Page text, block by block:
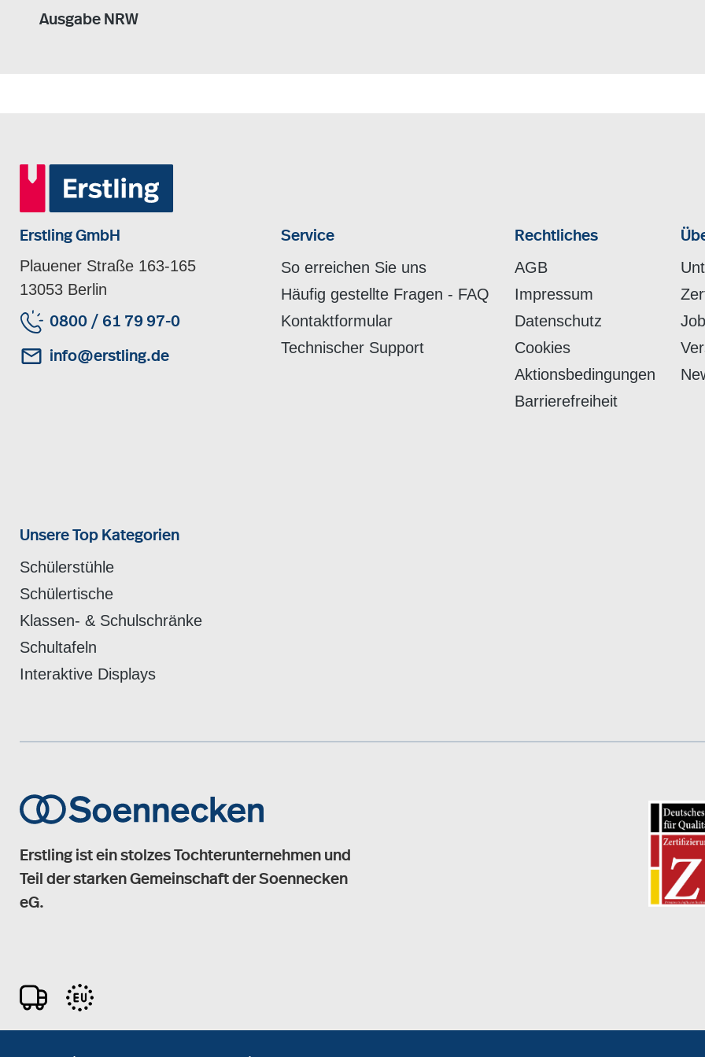
Ausgabe NRW
Erstling GmbH
Plauener Straße 163-165
13053 Berlin
0800 / 61 79 97-0
info@erstling.de
Service
So erreichen Sie uns
Häufig gestellte Fragen - FAQ
Kontaktformular
Technischer Support
Rechtliches
AGB
Impressum
Datenschutz
Cookies
Aktionsbedingungen
Barrierefreiheit
Unsere Top Kategorien
Schülerstühle
Schülertische
Klassen- & Schulschränke
Schultafeln
Interaktive Displays
Erstling ist ein stolzes Tochterunternehmen und
Teil der starken Gemeinschaft der Soennecken
eG.